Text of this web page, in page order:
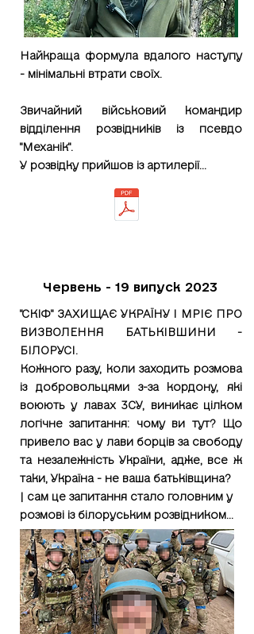
Найкраща формула вдалого наступу
- мінімальні втрати своїх.
Звичайний військовий командир
відділення розвідників із псевдо
"Механік".
У розвідку прийшов із артилерії...
Червень - 19 випуск 2023
"СКІФ" ЗАХИЩАЄ УКРАЇНУ І МРІЄ ПРО
ВИЗВОЛЕННЯ БАТЬКІВШИНИ -
БІЛОРУСІ.
Кожного разу, коли заходить розмова
із добровольцями з-за кордону, які
воюють у лавах 3СУ, виникає цілком
логічне запитання: чому ви тут? Що
привело вас у лави борців за свободу
та незалежність України, адже, все ж
таки, Україна - не ваша батьківщина?
| сам це запитання стало головним у
розмові із білоруським розвідником...